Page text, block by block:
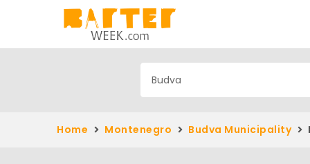
Home Montenegro Budva Municipality